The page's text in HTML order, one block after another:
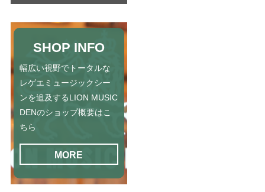
SHOP INFO
幅広い視野でトータルな
レゲエミュージックシー
ンを追及するLION MUSIC
DENのショップ概要はこ
ちら
MORE